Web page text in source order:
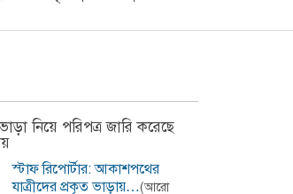
নিয়ে পরিপত্র জারি করেছে
স্টাফ রিপোর্টার: আকাশপথের
যাত্রীদের প্রকৃত ভাড়ায়…(আরো